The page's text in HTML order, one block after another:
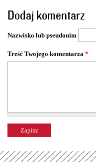
r
o
y
Dodaj komentarz
Nazwisko lub pseudonim
Treść Twojego komentarza *